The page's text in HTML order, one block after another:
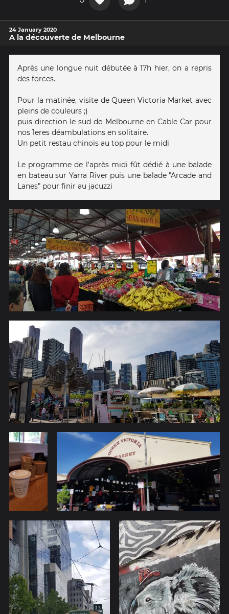
24 January 2020
A la découverte de Melbourne
Après une longue nuit débutée à 17h hier, on a repris
des forces.
Pour la matinée, visite de Queen Victoria Market avec
pleins de couleurs ;)
puis direction le sud de Melbourne en Cable Car pour
nos 1eres déambulations en solitaire.
Un petit restau chinois au top pour le midi
Le programme de l'après midi fût dédié à une balade
en bateau sur Yarra River puis une balade "Arcade and
Lanes" pour finir au jacuzzi